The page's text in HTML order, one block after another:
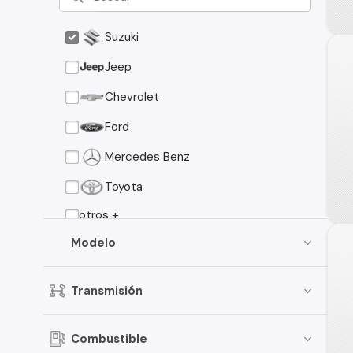
Suzuki
Jeep
Chevrolet
Ford
Mercedes Benz
Toyota
otros +
Modelo
Transmisión
Combustible